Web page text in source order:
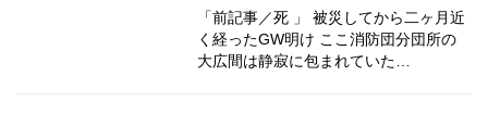
「前記事／死 」 被災してから二ヶ月近
く経ったGW明け ここ消防団分団所の
大広間は静寂に包まれていた…